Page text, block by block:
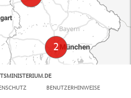
BENUTZERHINWEISE